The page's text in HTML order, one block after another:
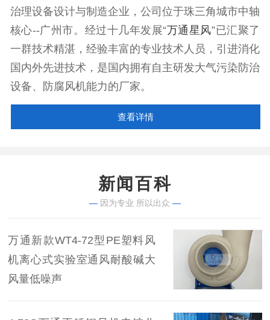
治理设备设计与制造企业，公司位于珠三角城市中轴
核心--广州市。经过十几年发展“万通星风”已汇聚了
一群技术精湛，经验丰富的专业技术人员，引进消化
国内外先进技术，是国内拥有自主研发大气污染防治
设备、防腐风机能力的厂家。
查看详情
新闻百科
— 因为专业 所以出众 —
万通新款WT4-72型PE塑料风
机离心式实验室通风耐酸碱大
风量低噪声